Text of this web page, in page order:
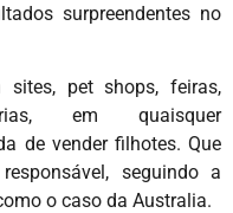
surpreendentes no
pet shops, feiras,
em quaisquer
de vender filhotes. Que
seguindo a
o caso da Australia.